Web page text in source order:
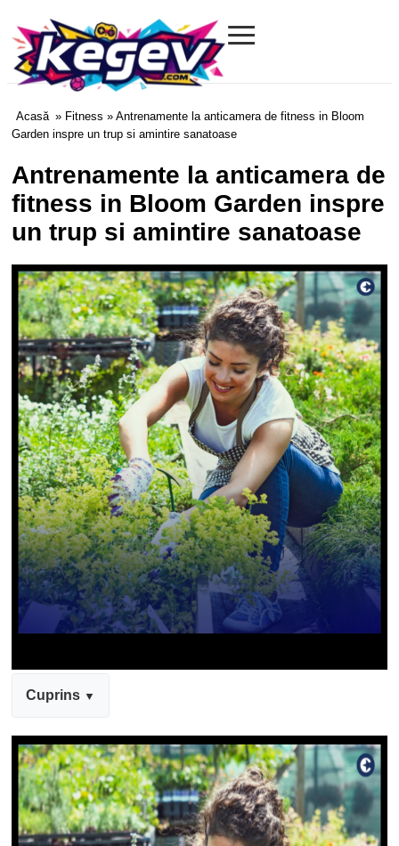
Kegev.com
≡
Acasă » Fitness » Antrenamente la anticamera de fitness in Bloom
Garden inspre un trup si amintire sanatoase
Antrenamente la anticamera de
fitness in Bloom Garden inspre
un trup si amintire sanatoase
Cuprins